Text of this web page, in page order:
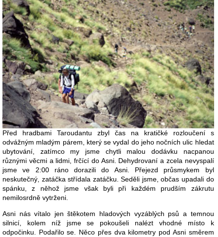
Před hradbami Taroudantu zbyl čas na kratičké rozloučení s
odvážným mladým párem, který se vydal do jeho nočních ulic hledat
ubytování, zatímco my jsme chytli malou dodávku nacpanou
různými věcmi a lidmi, frčící do Asni. Dehydrovaní a zcela nevyspalí
jsme ve 2:00 ráno dorazili do Asni. Přejezd průsmykem byl
neskutečný, zatáčka střídala zatáčku. Seděli jsme, občas upadali do
spánku, z něhož jsme však byli při každém prudším zákrutu
nemilosrdně vytrženi.
Asni nás vítalo jen štěkotem hladových vyzáblých psů a temnou
silnicí, kolem níž jsme se pokoušeli nalézt vhodné místo k
odpočinku. Podařilo se. Něco přes dva kilometry pod Asni směrem